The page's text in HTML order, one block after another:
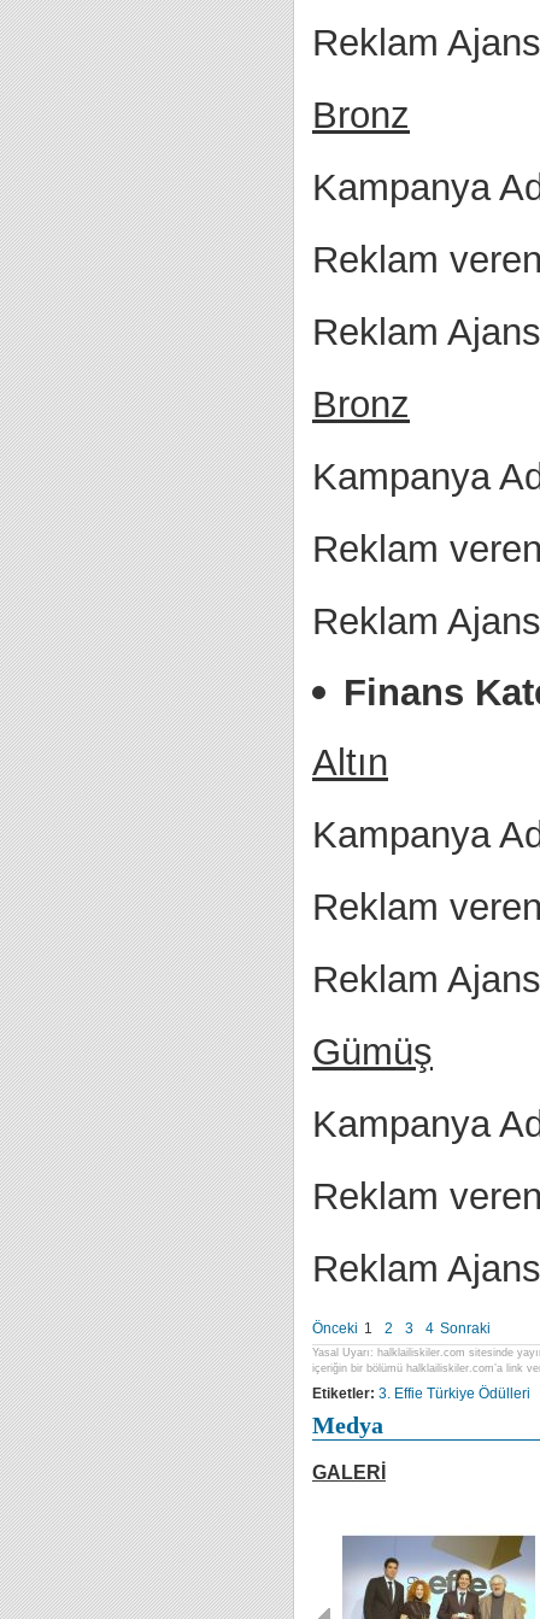
Reklam
Bronz
Kampanya
Reklam
Reklam
Bronz
Kampanya
Reklam
Reklam
Finans
Altın
Kampanya
Reklam
Reklam
Gümüş
Kampanya
Reklam
Reklam
Önceki 1 2 3 4 Sonraki
Yasal Uyarı: halklailiskiler.com sitesinde
içeriğin bir bölümü halklailiskiler.com’a link
Etiketler: 3. Effie Türkiye Ödülleri
Medya
GALERİ